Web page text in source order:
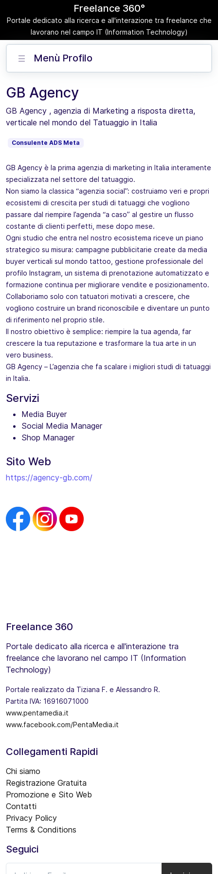
Freelance 360°
Portale dedicato alla ricerca e all'interazione tra freelance che
lavorano nel campo IT (Information Technology)
Menù Profilo
GB Agency
GB Agency , agenzia di Marketing a risposta diretta,
verticale nel mondo del Tatuaggio in Italia
Consulente ADS Meta
GB Agency è la prima agenzia di marketing in Italia interamente
specializzata nel settore del tatuaggio.
Non siamo la classica “agenzia social”: costruiamo veri e propri
ecosistemi di crescita per studi di tatuaggi che vogliono
passare dal riempire l’agenda “a caso” al gestire un flusso
costante di clienti perfetti, mese dopo mese.
Ogni studio che entra nel nostro ecosistema riceve un piano
strategico su misura: campagne pubblicitarie create da media
buyer verticali sul mondo tattoo, gestione professionale del
profilo Instagram, un sistema di prenotazione automatizzato e
formazione continua per migliorare vendite e posizionamento.
Collaboriamo solo con tatuatori motivati a crescere, che
vogliono costruire un brand riconoscibile e diventare un punto
di riferimento nel proprio stile.
Il nostro obiettivo è semplice: riempire la tua agenda, far
crescere la tua reputazione e trasformare la tua arte in un
vero business.
GB Agency – L’agenzia che fa scalare i migliori studi di tatuaggi
in Italia.
Servizi
Media Buyer
Social Media Manager
Shop Manager
Sito Web
https://agency-gb.com/
Freelance 360
Portale dedicato alla ricerca e all'interazione tra
freelance che lavorano nel campo IT (Information
Technology)
Portale realizzato da Tiziana F. e Alessandro R.
Partita IVA: 16916071000
www.pentamedia.it
www.facebook.com/PentaMedia.it
Collegamenti Rapidi
Chi siamo
Registrazione Gratuita
Promozione e Sito Web
Contatti
Privacy Policy
Terms & Conditions
Seguici